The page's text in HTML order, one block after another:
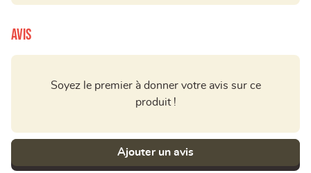
Avis
Soyez le premier à donner votre avis sur ce
produit !
Ajouter un avis